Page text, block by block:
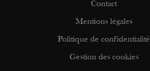
Contact
Mentions légales
Politique de confidentialité
Gestion des cookies